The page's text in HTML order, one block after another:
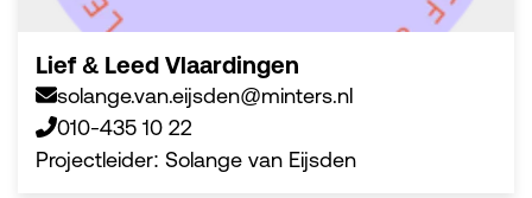
Lief & Leed Vlaardingen
solange.van.eijsden@minters.nl
010-435 10 22
Projectleider: Solange van Eijsden